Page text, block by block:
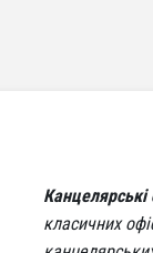
Канцелярські
класичних